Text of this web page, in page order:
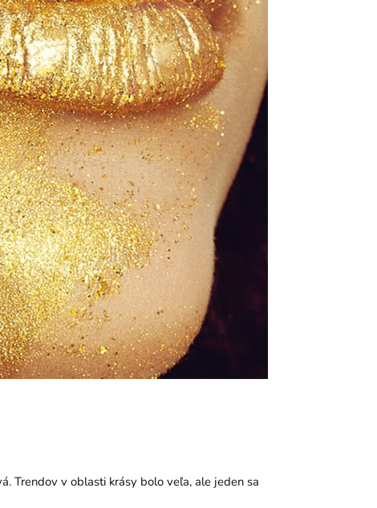
Trendov v oblasti krásy bolo veľa, ale jeden sa